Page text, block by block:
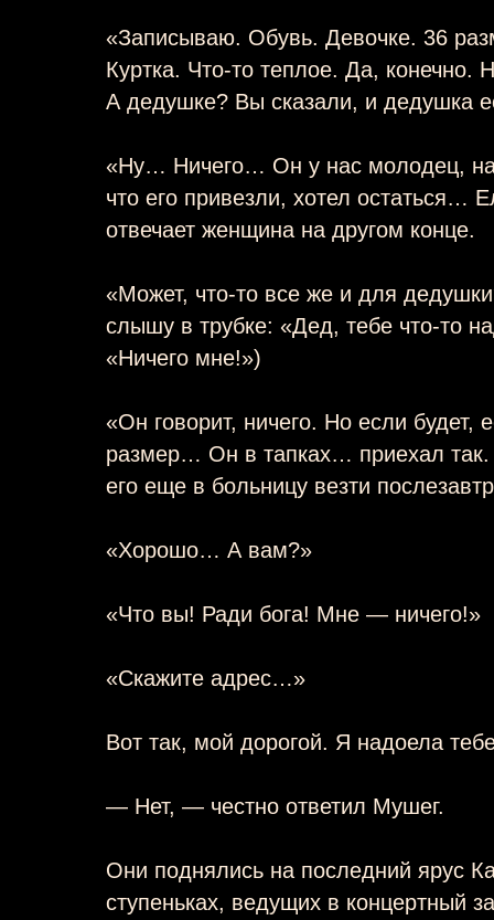
«Записываю. Обувь. Девочке. 36
Куртка. Что-то теплое. Да,
А дедушке? Вы сказали, и дедушка
«Ну… Ничего… Он у нас молодец,
что его привезли, хотел
отвечает женщина на другом конце.
«Может, что-то все же и для
слышу в трубке: «Дед, тебе что-то
«Ничего мне!»)
«Он говорит, ничего. Но если
размер… Он в тапках… приехал
его еще в больницу везти
«Хорошо… А вам?»
«Что вы! Ради бога! Мне — ничего!»
«Скажите адрес…»
Вот так, мой дорогой. Я надоела
— Нет, — честно ответил Мушег.
Они поднялись на последний ярус
ступеньках, ведущих в концертный